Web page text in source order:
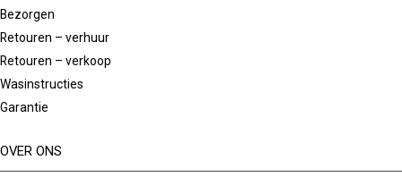
Bezorgen
Retouren – verhuur
Retouren – verkoop
Wasinstructies
Garantie
OVER ONS